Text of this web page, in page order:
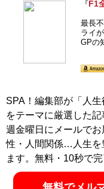
『F1
最長
ライ
GPの
SPA！編集部が「人生
をテーマに厳選した
週金曜日にメールでお
性・人間関係…人生を
ます。無料・10秒で完